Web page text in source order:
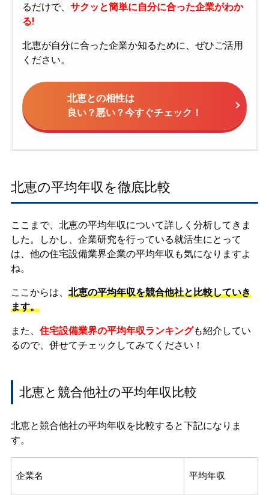
るだけで、 サクッと簡単に自分に合った企業がわか
る!
北恵が自分に合った企業か知るために、ぜひご活用
ください。
北恵との相性は
良い？悪い？今すぐチェック！
北恵の平均年収を徹底比較
ここまで、北恵の平均年収について詳しく分析してきま
した。しかし、企業研究を行っている就活生にとって
は、他の住宅設備業界企業の平均年収も気になりますよ
ね。
ここからは、 北恵の平均年収を競合他社と比較していき
ます。
また、 住宅設備業界の平均年収ランキングも紹介してい
るので、併せてチェックしてみてください！
北恵と競合他社の平均年収比較
北恵と競合他社の平均年収を比較すると下記になりま
す。
企業名 平均年収